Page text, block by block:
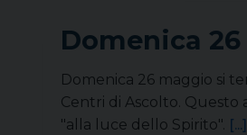
Domenica
Domenica 26 maggio si
Centri di Ascolto.
"alla luce dello Spirito". [...]